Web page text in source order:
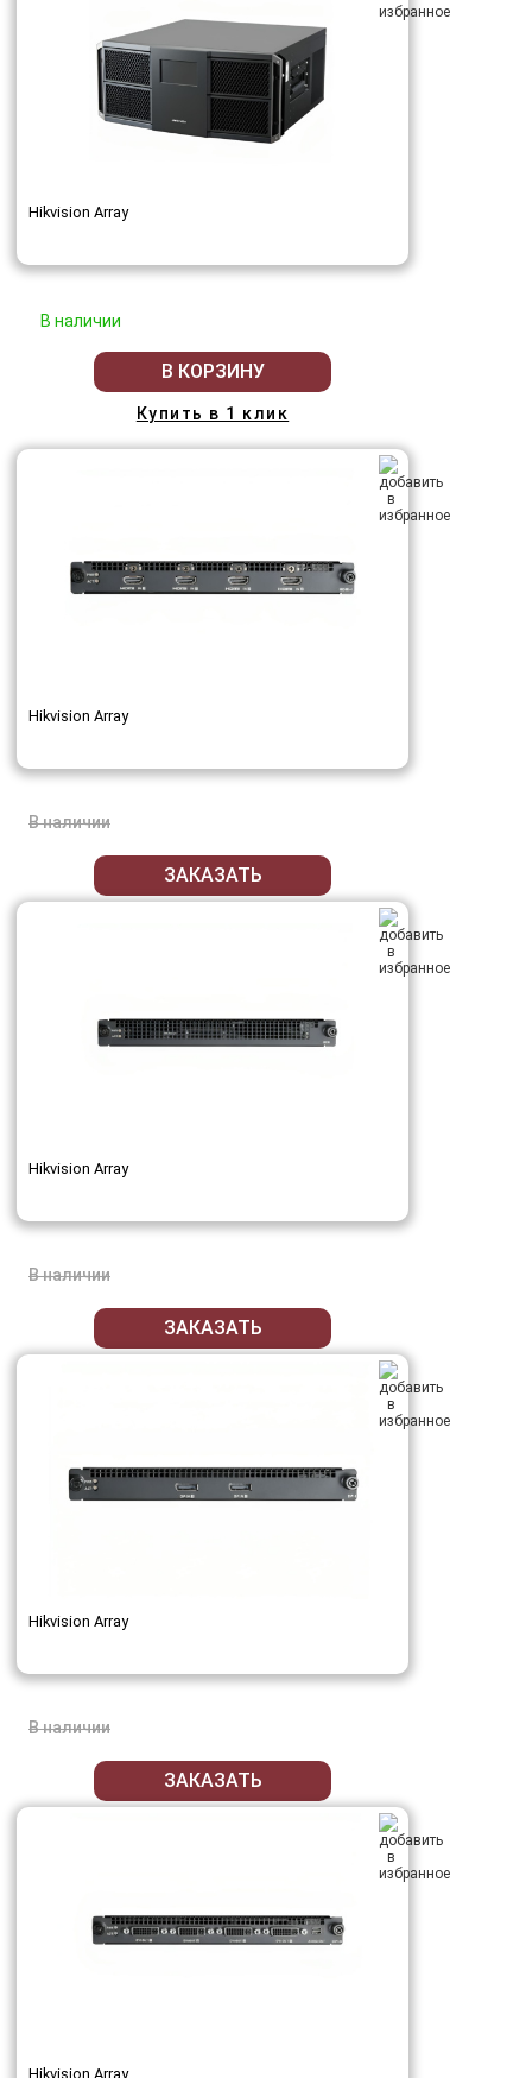
Hikvision Array
В наличии
В КОРЗИНУ
Купить в 1 клик
Hikvision Array
В наличии
ЗАКАЗАТЬ
Hikvision Array
В наличии
ЗАКАЗАТЬ
Hikvision Array
В наличии
ЗАКАЗАТЬ
Hikvision Array